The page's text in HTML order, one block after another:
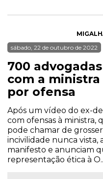
sábado, 22 de outubro de 2022
700
com a
por ofensa
Após um vídeo do ex-
com ofensas à ministra,
pode chamar de
incivilidade nunca vista,
manifesto e anunciam
representação ética à